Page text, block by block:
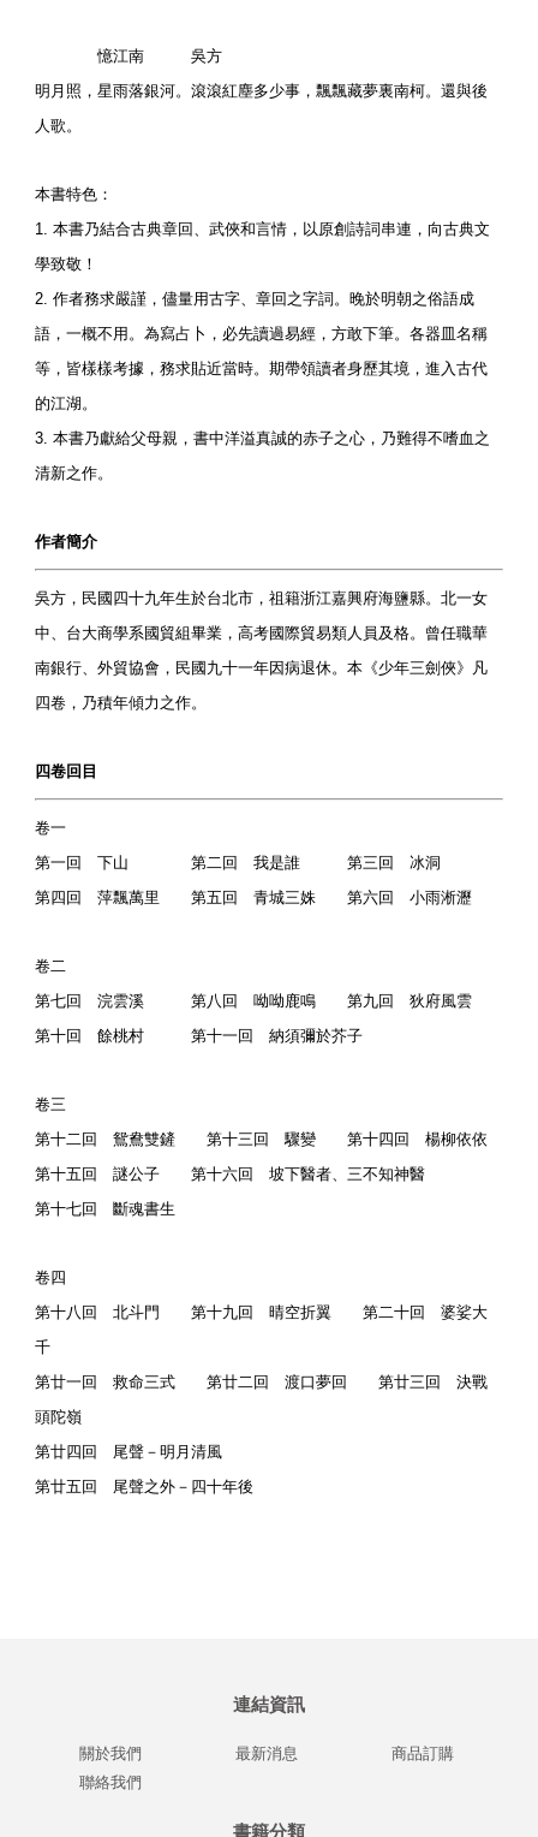
憶江南 吳方
明月照，星雨落銀河。滾滾紅塵多少事，飄飄藏夢裏南柯。還與後
人歌。
本書特色：
1. 本書乃結合古典章回、武俠和言情，以原創詩詞串連，向古典文
學致敬！
2. 作者務求嚴謹，儘量用古字、章回之字詞。晚於明朝之俗語成
語，一概不用。為寫占卜，必先讀過易經，方敢下筆。各器皿名稱
等，皆樣樣考據，務求貼近當時。期帶領讀者身歷其境，進入古代
的江湖。
3. 本書乃獻給父母親，書中洋溢真誠的赤子之心，乃難得不嗜血之
清新之作。
作者簡介
吳方，民國四十九年生於台北市，祖籍浙江嘉興府海鹽縣。北一女
中、台大商學系國貿組畢業，高考國際貿易類人員及格。曾任職華
南銀行、外貿協會，民國九十一年因病退休。本《少年三劍俠》凡
四卷，乃積年傾力之作。
四卷回目
卷一
第一回 下山 第二回 我是誰 第三回 冰洞
第四回 萍飄萬里 第五回 青城三姝 第六回 小雨淅瀝
卷二
第七回 浣雲溪 第八回 呦呦鹿鳴 第九回 狄府風雲
第十回 餘桃村 第十一回 納須彌於芥子
卷三
第十二回 鴛鴦雙鏟 第十三回 驟變 第十四回 楊柳依依
第十五回 謎公子 第十六回 坡下醫者、三不知神醫
第十七回 斷魂書生
卷四
第十八回 北斗門 第十九回 晴空折翼 第二十回 婆娑大
千
第廿一回 救命三式 第廿二回 渡口夢回 第廿三回 決戰
頭陀嶺
第廿四回 尾聲－明月清風
第廿五回 尾聲之外－四十年後
連結資訊
關於我們 最新消息
商品訂購
聯絡我們
書籍分類